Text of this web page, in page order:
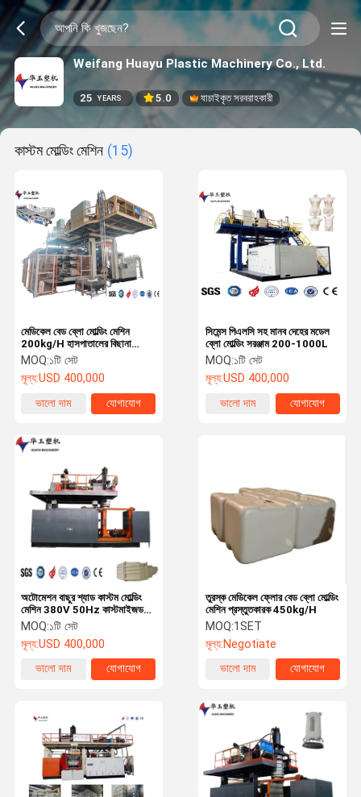
Weifang Huayu Plastic Machinery Co., Ltd.
25 YEARS 5.0 যাচাইকৃত সরবরাহকারী
কাস্টম মোল্ডিং মেশিন (15)
মেডিকেল বেড ব্লো মোল্ডিং মেশিন
200kg/H হাসপাতালের বিছানা
বোর্ডের জন্য
MOQ:১টি সেট
মূল্য:USD 400,000
ভালো দাম
যোগাযোগ
সিমেন্স পিএলসি সহ মানব দেহের মডেল
ব্লো মোল্ডিং সরঞ্জাম 200-1000L
MOQ:১টি সেট
মূল্য:USD 400,000
ভালো দাম
যোগাযোগ
অটোমেশন বাছুর শ্যাড কাস্টম মোল্ডিং
মেশিন 380V 50Hz কাস্টমাইজড
ভোল্টেজ
MOQ:১টি সেট
মূল্য:USD 400,000
ভালো দাম
যোগাযোগ
তুরস্ক মেডিকেল ফ্লোর বেড ব্লো মোল্ডিং
মেশিন প্রস্তুতকারক 450kg/H
MOQ:1SET
মূল্য:Negotiate
ভালো দাম
যোগাযোগ